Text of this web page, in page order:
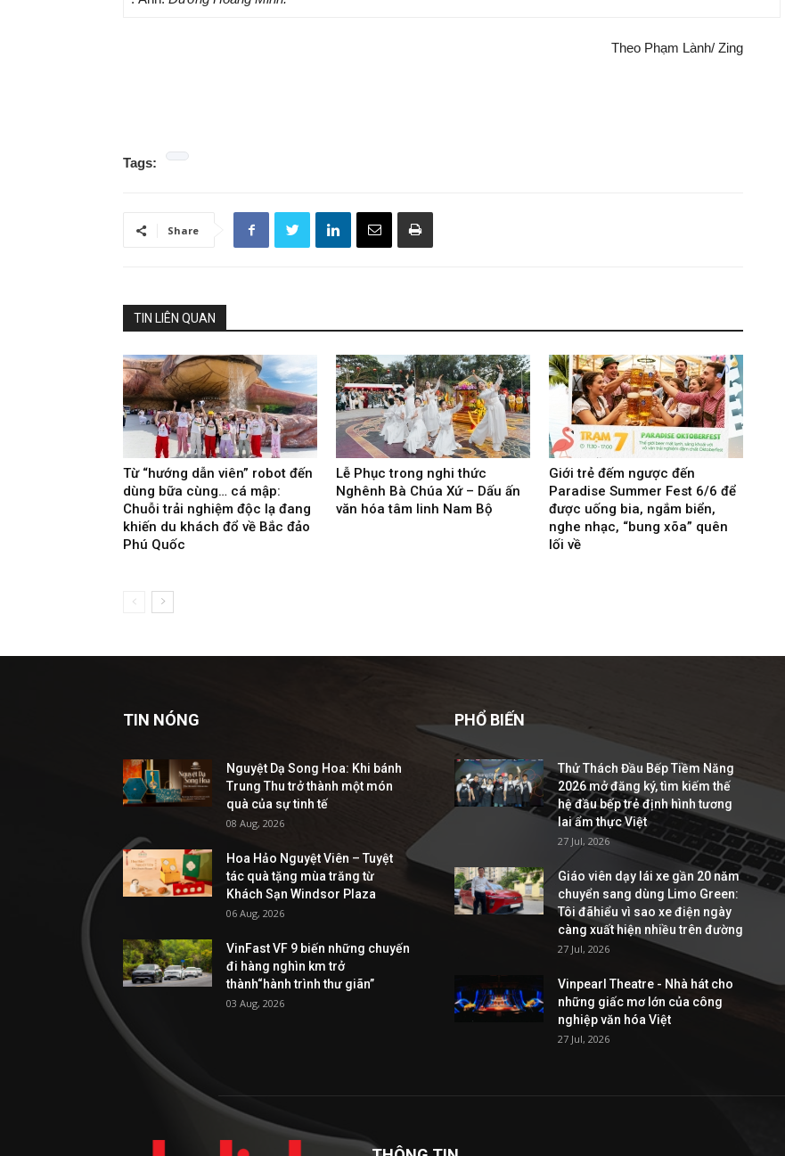
Theo Phạm Lành/ Zing
Tags:
Share
TIN LIÊN QUAN
Từ “hướng dẫn viên” robot đến
dùng bữa cùng… cá mập:
Chuỗi trải nghiệm độc lạ đang
khiến du khách đổ về Bắc đảo
Phú Quốc
Lễ Phục trong nghi thức
Nghênh Bà Chúa Xứ – Dấu ấn
văn hóa tâm linh Nam Bộ
Giới trẻ đếm ngược đến
Paradise Summer Fest 6/6 để
được uống bia, ngắm biển,
nghe nhạc, “bung xõa” quên
lối về
TIN NÓNG
Nguyệt Dạ Song Hoa: Khi bánh
Trung Thu trở thành một món
quà của sự tinh tế
08 Aug, 2026
Hoa Hảo Nguyệt Viên – Tuyệt
tác quà tặng mùa trăng từ
Khách Sạn Windsor Plaza
06 Aug, 2026
VinFast VF 9 biến những chuyến
đi hàng nghìn km trở
thành“hành trình thư giãn”
03 Aug, 2026
PHỔ BIẾN
Thử Thách Đầu Bếp Tiềm Năng
2026 mở đăng ký, tìm kiếm thế
hệ đầu bếp trẻ định hình tương
lai ẩm thực Việt
27 Jul, 2026
Giáo viên dạy lái xe gần 20 năm
chuyển sang dùng Limo Green:
Tôi đãhiểu vì sao xe điện ngày
càng xuất hiện nhiều trên đường
27 Jul, 2026
Vinpearl Theatre - Nhà hát cho
những giấc mơ lớn của công
nghiệp văn hóa Việt
27 Jul, 2026